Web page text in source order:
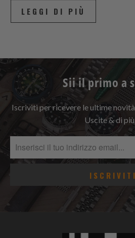
LEGGI DI PIÙ
Sii il primo a
Iscriviti per ricevere le ultime
Uscite & di